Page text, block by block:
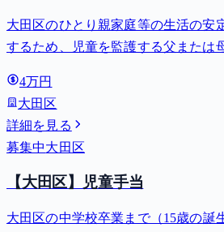
大田区のひとり親家庭等の生活の安
するため、児童を監護する父または
4万円
大田区
詳細を見る
募集中大田区
【大田区】児童手当
大田区の中学校卒業まで（15歳の誕